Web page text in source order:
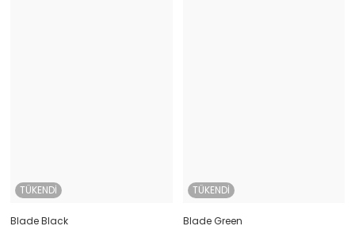
TÜKENDİ
Blade Black
TÜKENDİ
Blade Green